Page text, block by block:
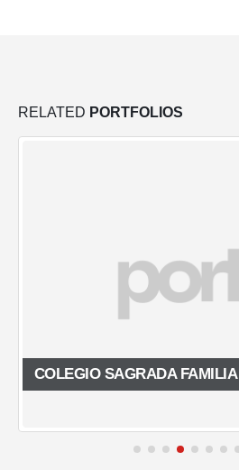
RELATED PORTFOLIOS
COLEGIO SAGRADA FAMILIA